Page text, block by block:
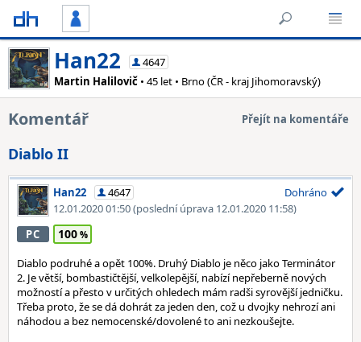
Han22
4647
Martin Halilovič • 45 let • Brno (ČR - kraj Jihomoravský)
Komentář Přejít na komentáře
Diablo II
Han22
4647
12.01.2020 01:50(poslední úprava 12.01.2020 11:58)
Dohráno
PC 100
Diablo podruhé a opět 100%. Druhý Diablo je něco jako Terminátor
2. Je větší, bombastičtější, velkolepější, nabízí nepřeberně nových
možností a přesto v určitých ohledech mám radši syrovější jedničku.
Třeba proto, že se dá dohrát za jeden den, což u dvojky nehrozí ani
náhodou a bez nemocenské/dovolené to ani nezkoušejte.